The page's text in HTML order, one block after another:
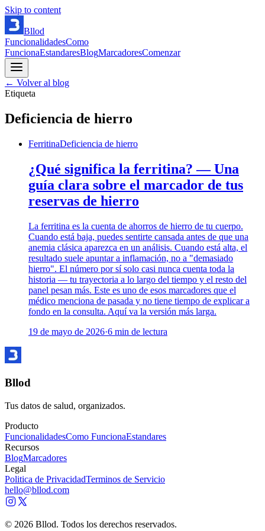
Skip to content
Bllod
FuncionalidadesComo
FuncionaEstandaresBlogMarcadoresComenzar
← Volver al blog
Etiqueta
Deficiencia de hierro
FerritinaDeficiencia de hierro
¿Qué significa la ferritina? — Una
guía clara sobre el marcador de tus
reservas de hierro
La ferritina es la cuenta de ahorros de hierro de tu cuerpo.
Cuando está baja, puedes sentirte cansada antes de que una
anemia clásica aparezca en un análisis. Cuando está alta, el
resultado suele apuntar a inflamación, no a "demasiado
hierro". El número por sí solo casi nunca cuenta toda la
historia — tu trayectoria a lo largo del tiempo y el resto del
panel pesan más. Este es uno de esos marcadores que el
médico menciona de pasada y no tiene tiempo de explicar a
fondo en la consulta. Aquí va la versión más larga.
19 de mayo de 2026·6 min de lectura
Bllod
Tus datos de salud, organizados.
Producto
FuncionalidadesComo FuncionaEstandares
Recursos
BlogMarcadores
Legal
Politica de PrivacidadTerminos de Servicio
hello@bllod.com
© 2026 Bllod. Todos los derechos reservados.